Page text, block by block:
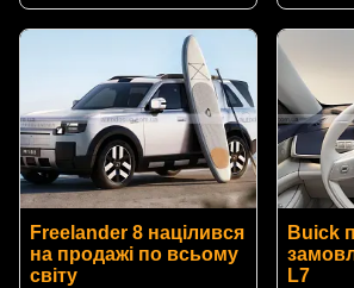
Freelander 8 націлився
на продажі по всьому
світу
Buick
L7